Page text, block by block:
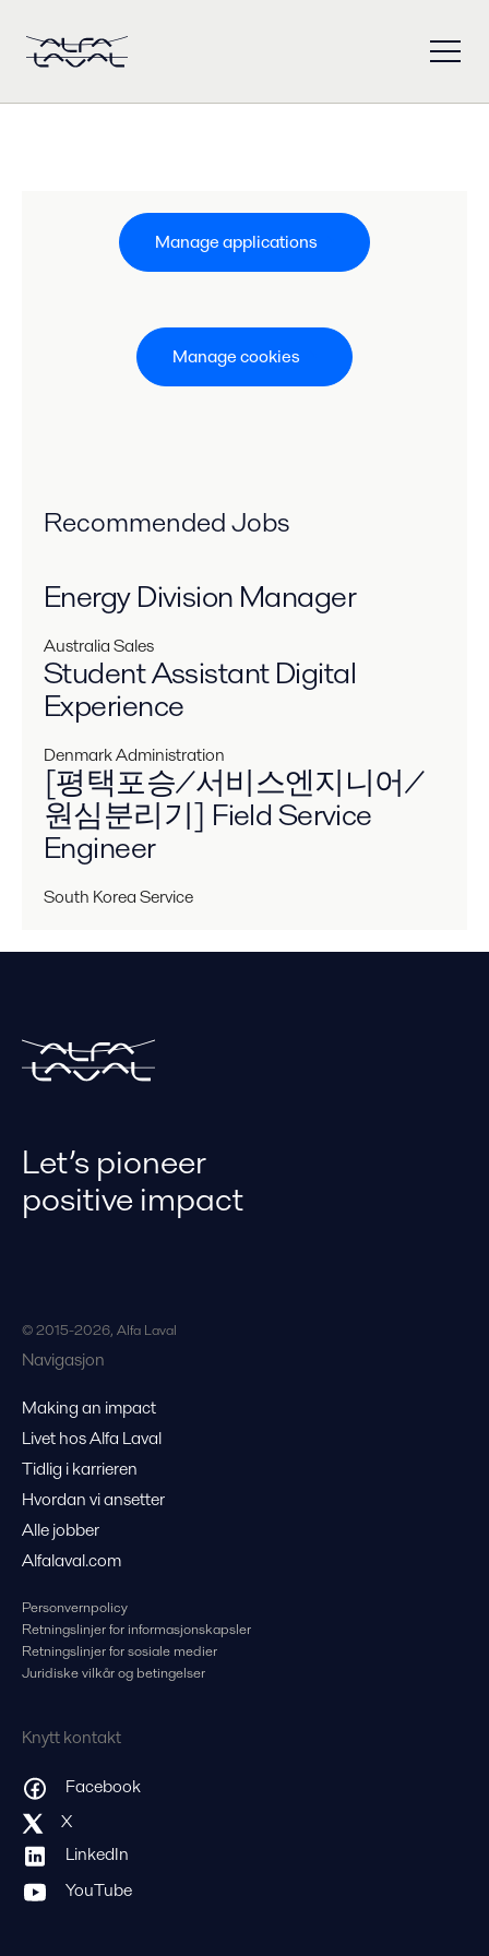
Manage applications
Manage cookies
Recommended Jobs
Energy Division Manager
AustraliaSales
Student Assistant Digital
Experience
DenmarkAdministration
[평택포승/서비스엔지니어/
원심분리기] Field Service
Engineer
South KoreaService
Let’s pioneer
positive impact
© 2015-2026, Alfa Laval
Navigasjon
Making an impact
Livet hos Alfa Laval
Tidlig i karrieren
Hvordan vi ansetter
Alle jobber
Alfalaval.com
Personvernpolicy
Retningslinjer for informasjonskapsler
Retningslinjer for sosiale medier
Juridiske vilkår og betingelser
Knytt kontakt
Facebook
X
LinkedIn
YouTube